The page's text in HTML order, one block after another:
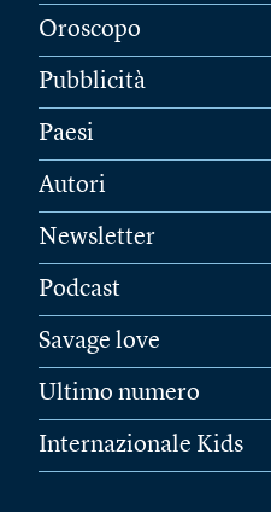
Oroscopo
Pubblicità
Paesi
Autori
Newsletter
Podcast
Savage love
Ultimo numero
Internazionale Kids